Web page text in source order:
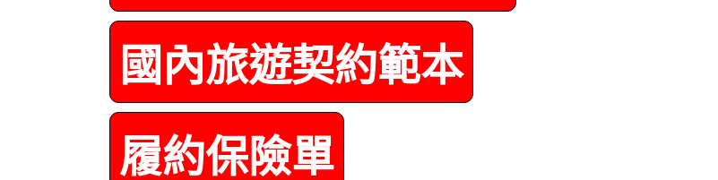
國內旅遊契約範本
履約保險單